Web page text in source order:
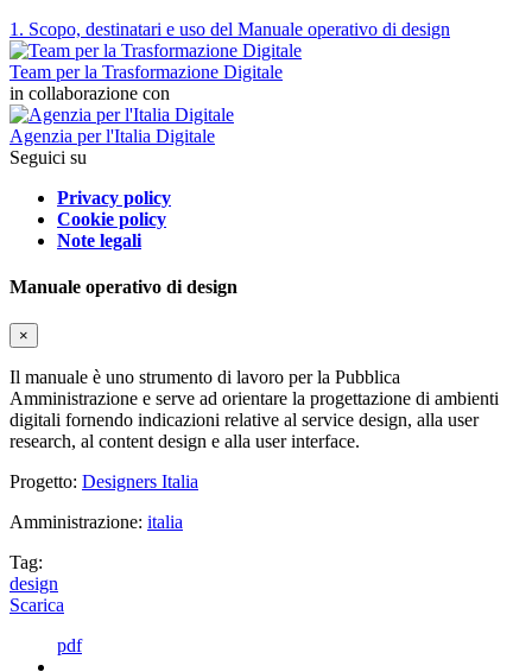
1. Scopo, destinatari e uso del Manuale operativo di design
Team per la Trasformazione Digitale
in collaborazione con
Agenzia per l'Italia Digitale
Seguici su
Privacy policy
Cookie policy
Note legali
Manuale operativo di design
×
Il manuale è uno strumento di lavoro per la Pubblica
Amministrazione e serve ad orientare la progettazione di ambienti
digitali fornendo indicazioni relative al service design, alla user
research, al content design e alla user interface.
Progetto: Designers Italia
Amministrazione: italia
Tag:
design
Scarica
pdf